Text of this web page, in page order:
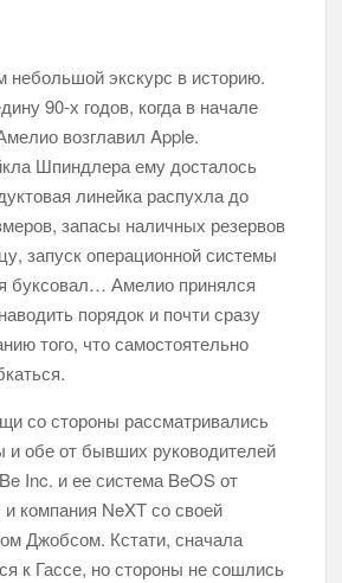
проигрывателя Audion
Samsung и Dell будут так
Apple
в отделениях Сбербанка
на айфон
забывают во время и после
Fixed.one
приложения PCalc
быть успешным и без вау-
или Почему мы начали
в Instagram*
иконок сотовой связи и WiFi
небольшой экскурс в историю.
90-х годов, когда в начале
возглавил Apple.
Шпиндлера ему досталось
линейка распухла до
запасы наличных резервов
запуск операционной системы
буксовал… Амелио принялся
порядок и почти сразу
того, что самостоятельно
со стороны рассматривались
и обе от бывших руководителей
Inc. и ее система BeOS от
компания NeXT со своей
Джобсом. Кстати, сначала
к Гассе, но стороны не сошлись